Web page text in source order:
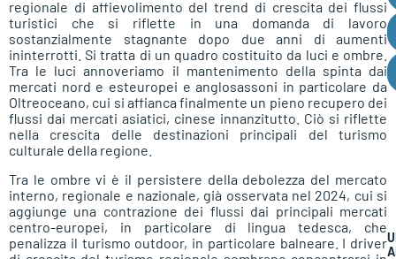
regionale di affievolimento del trend di crescita dei flussi
turistici che si riflette in una domanda di lavoro
sostanzialmente stagnante dopo due anni di aumenti
ininterrotti. Si tratta di un quadro costituito da luci e ombre.
Tra le luci annoveriamo il mantenimento della spinta dai
mercati nord e esteuropei e anglosassoni in particolare da
Oltreoceano, cui si affianca finalmente un pieno recupero dei
flussi dai mercati asiatici, cinese innanzitutto. Ciò si riflette
nella crescita delle destinazioni principali del turismo
culturale della regione.
Tra le ombre vi è il persistere della debolezza del mercato
interno, regionale e nazionale, già osservata nel 2024, cui si
aggiunge una contrazione dei flussi dai principali mercati
centro-europei, in particolare di lingua tedesca, che
penalizza il turismo outdoor, in particolare balneare. I driver